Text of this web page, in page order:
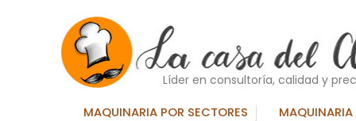
Líder en consultoría, calidad y
MAQUINARIA POR SECTORES
MAQUINARIA